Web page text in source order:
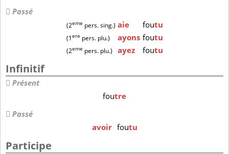
Passé
(2eme pers. sing.) aie foutu
(1ere pers. plu.) ayons foutu
(2eme pers. plu.) ayez foutu
Infinitif
Présent
foutre
Passé
avoir foutu
Participe